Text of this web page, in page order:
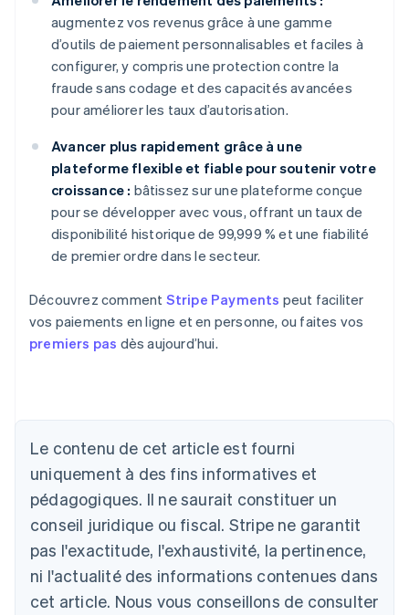
augmentez vos revenus grâce à une gamme
d’outils de paiement personnalisables et faciles à
configurer, y compris une protection contre la
fraude sans codage et des capacités avancées
pour améliorer les taux d’autorisation.
Avancer plus rapidement grâce à une
plateforme flexible et fiable pour soutenir votre
croissance : bâtissez sur une plateforme conçue
pour se développer avec vous, offrant un taux de
disponibilité historique de 99,999 % et une fiabilité
de premier ordre dans le secteur.
Découvrez comment Stripe Payments peut faciliter
vos paiements en ligne et en personne, ou faites vos
premiers pas dès aujourd’hui.
Le contenu de cet article est fourni
uniquement à des fins informatives et
pédagogiques. Il ne saurait constituer un
conseil juridique ou fiscal. Stripe ne garantit
pas l'exactitude, l'exhaustivité, la pertinence,
ni l'actualité des informations contenues dans
cet article. Nous vous conseillons de consulter
Allemagne
DeutschEnglish
Australie
English
Autriche
Deutsch English
Belgique
NederlandsFrançaisDeutschEnglish
Brésil